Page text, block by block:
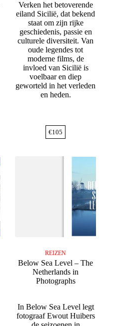
Verken het betoverende
eiland Sicilië, dat bekend
staat om zijn rijke
geschiedenis, passie en
culturele diversiteit. Van
oude legendes tot
moderne films, de
invloed van Sicilië is
voelbaar en diep
geworteld in het verleden
en heden.
€105
REIZEN
Below Sea Level – The
Netherlands in
Photographs
In Below Sea Level legt
fotograaf Ewout Huibers